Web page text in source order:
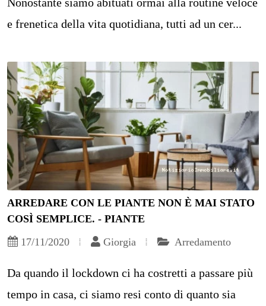
e frenetica della vita quotidiana, tutti ad un cer...
ARREDARE CON LE PIANTE NON È MAI STATO
COSÌ SEMPLICE. - PIANTE
17/11/2020
Giorgia Arredamento
Da quando il lockdown ci ha costretti a passare più
tempo in casa, ci siamo resi conto di quanto sia